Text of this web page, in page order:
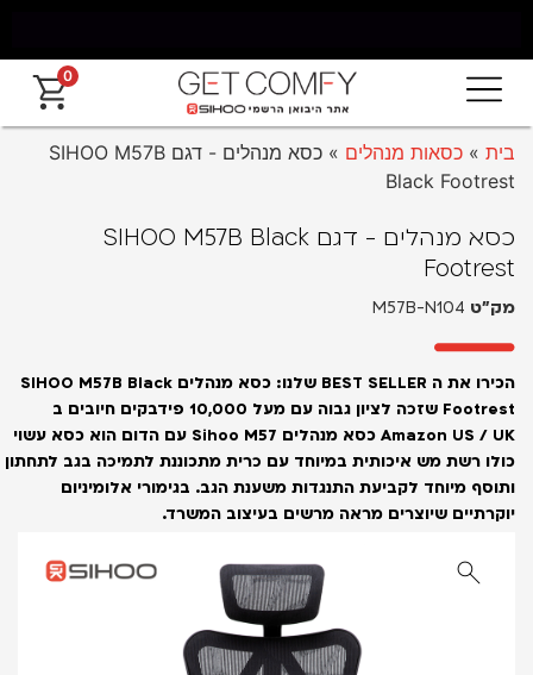
משלוח חינם מאילת עד החרמון עד 5 ימי עסקים
0
בית » כסאות מנהלים »
כסא מנהלים - דגם SIHOO M57B
Black Footrest
כסא מנהלים - דגם SIHOO M57B Black
Footrest
מק״ט M57B-N104
הכירו את ה BEST SELLER שלנו:
כסא מנהלים SIHOO M57B Black
Footrest שזכה לציון גבוה עם מעל 10,000 פידבקים חיובים ב
Amazon US / UK
כסא מנהלים Sihoo M57 עם הדום הוא כסא עשוי
כולו רשת מש איכותית במיוחד עם כרית מתכוננת לתמיכה בגב לתחתון
ותוסף מיוחד לקביעת התנגדות משענת הגב. בגימורי אלומיניום
יוקרתיים שיוצרים מראה מרשים בעיצוב המשרד.